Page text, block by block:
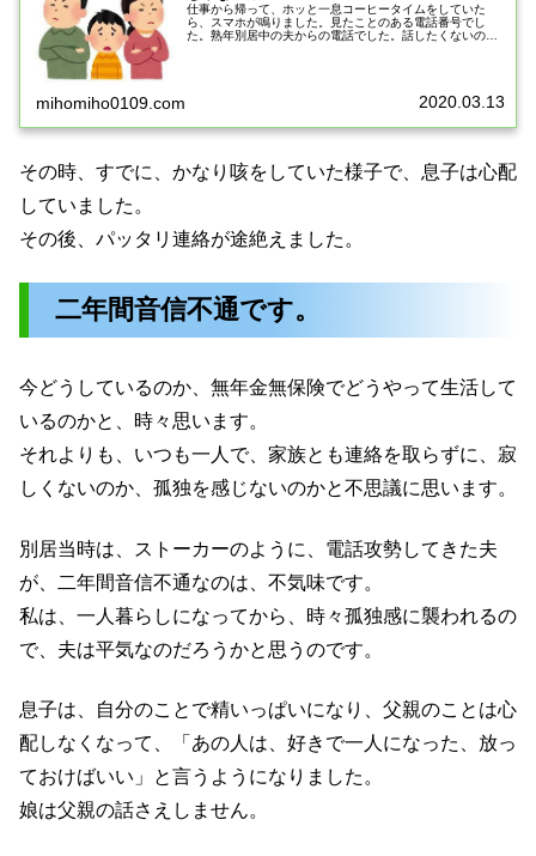
仕事から帰って、ホッと一息コーヒータイムをしていた
ら、スマホが鳴りました。見たことのある電話番号でし
た。熟年別居中の夫からの電話でした。話したくないので
mihomiho0109.com 2020.03.13
その時、すでに、かなり咳をしていた様子で、息子は心配
していました。
その後、パッタリ連絡が途絶えました。
二年間音信不通です。
今どうしているのか、無年金無保険でどうやって生活して
いるのかと、時々思います。
それよりも、いつも一人で、家族とも連絡を取らずに、寂
しくないのか、孤独を感じないのかと不思議に思います。
別居当時は、ストーカーのように、電話攻勢してきた夫
が、二年間音信不通なのは、不気味です。
私は、一人暮らしになってから、時々孤独感に襲われるの
で、夫は平気なのだろうかと思うのです。
息子は、自分のことで精いっぱいになり、父親のことは心
配しなくなって、「あの人は、好きで一人になった、放っ
ておけばいい」と言うようになりました。
娘は父親の話さえしません。